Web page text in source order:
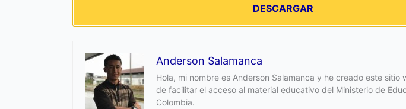
DESCARGAR
Anderson Salamanca
Hola, mi nombre es Anderson Salamanca y he creado este sitio
de facilitar el acceso al material educativo del Ministerio de
Colombia.